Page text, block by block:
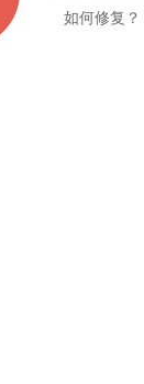
如何修复？